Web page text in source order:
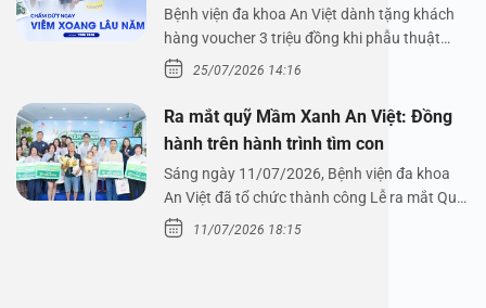
Nguyễn Thị Hoài An
Bệnh viện đa khoa An Việt dành tặng khách
hàng voucher 3 triệu đồng khi phẫu thuật
xoang cùng PGS.…
25/07/2026 14:16
Ra mắt quỹ Mầm Xanh An Việt: Đồng
hành trên hành trình tìm con
Sáng ngày 11/07/2026, Bệnh viện đa khoa
An Việt đã tổ chức thành công Lễ ra mắt Quỹ
Mầm Xanh…
11/07/2026 18:15